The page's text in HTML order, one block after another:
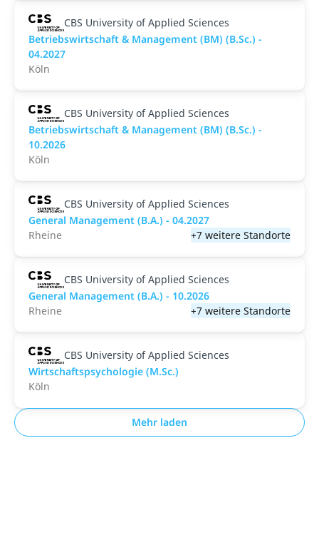
CBS University of Applied Sciences
Betriebswirtschaft & Management (BM) (B.Sc.) -
04.2027
Köln
CBS University of Applied Sciences
Betriebswirtschaft & Management (BM) (B.Sc.) -
10.2026
Köln
CBS University of Applied Sciences
General Management (B.A.) - 04.2027
Rheine
+7 weitere Standorte
CBS University of Applied Sciences
General Management (B.A.) - 10.2026
Rheine
+7 weitere Standorte
CBS University of Applied Sciences
Wirtschaftspsychologie (M.Sc.)
Köln
Mehr laden